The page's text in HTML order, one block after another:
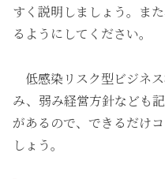
すく説明しましょう。ま
るようにしてください。
低感染リスク型ビジネ
み、弱み経営方針なども
があるので、できるだけ
しょう。